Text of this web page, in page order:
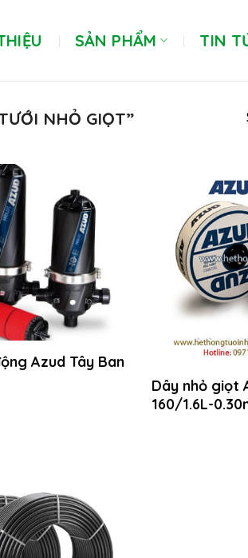
SẢN PHẨM TIN
NHỎ GIỌT”
Azud Tây Ban
Dây nhỏ giọt
160/1.6L-